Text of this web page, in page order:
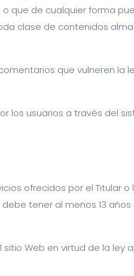
que de cualquier forma
clase de contenidos
que vulneren
los usuarios a través
ofrecidos por el Titular
tener al menos 13
Web en virtud de la